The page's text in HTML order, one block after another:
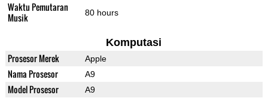
Waktu Pemutaran
Musik
80 hours
Komputasi
Prosesor Merek Apple
Nama Prosesor A9
Model Prosesor A9